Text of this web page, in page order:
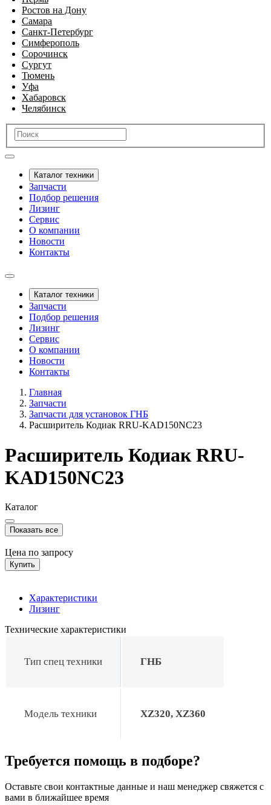
Ростов на Дону
Самара
Санкт-Петербург
Симферополь
Сорочинск
Сургут
Тюмень
Уфа
Хабаровск
Челябинск
Каталог техники
Запчасти
Подбор решения
Лизинг
Сервис
О компании
Новости
Контакты
Каталог техники
Запчасти
Подбор решения
Лизинг
Сервис
О компании
Новости
Контакты
Главная
Запчасти
Запчасти для установок ГНБ
Расширитель Кодиак RRU-KAD150NC23
Расширитель Кодиак RRU-
KAD150NC23
Каталог
Показать все
Цена по запросу
Купить
Характеристики
Лизинг
Технические характеристики
Тип спец техники ГНБ
Модель техники XZ320, XZ360
Требуется помощь в подборе?
Оставьте свои контактные данные и наш менеджер свяжется с
вами в ближайшее время